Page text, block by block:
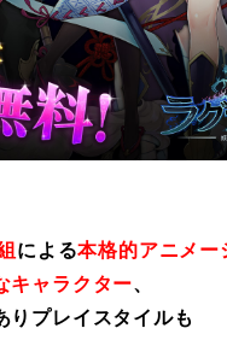
による本格的アニメー
キャラクター、
りプレイスタイルも